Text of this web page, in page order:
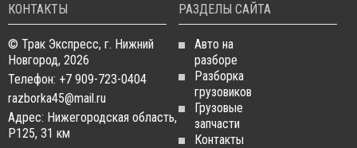
КОНТАКТЫ
© Трак Экспресс, г. Нижний
Новгород, 2026
Телефон: +7 909-723-0404
razborka45@mail.ru
Адрес: Нижегородская область,
Р125, 31 км
РАЗДЕЛЫ САЙТА
Авто на
разборе
Разборка
грузовиков
Грузовые
запчасти
Контакты